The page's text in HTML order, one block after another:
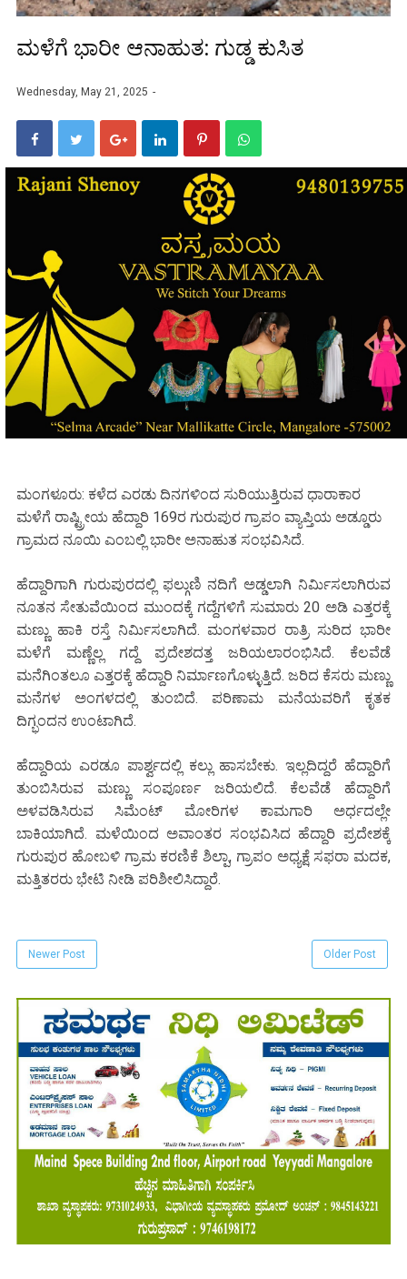
ಮಳೆಗೆ ಭಾರೀ ಆನಾಹುತ: ಗುಡ್ಡ ಕುಸಿತ
Wednesday, May 21, 2025
ಮಂಗಳೂರು: ಕಳೆದ ಎರಡು ದಿನಗಳಿಂದ ಸುರಿಯುತ್ತಿರುವ ಧಾರಾಕಾರ
ಮಳೆಗೆ ರಾಷ್ಟ್ರೀಯ ಹೆದ್ದಾರಿ 169ರ ಗುರುಪುರ ಗ್ರಾಪಂ ವ್ಯಾಪ್ತಿಯ ಅಡ್ಡೂರು
ಗ್ರಾಮದ ನೂಯಿ ಎಂಬಲ್ಲಿ ಭಾರೀ ಅನಾಹುತ ಸಂಭವಿಸಿದೆ.
ಹೆದ್ದಾರಿಗಾಗಿ ಗುರುಪುರದಲ್ಲಿ ಫಲ್ಗುಣಿ ನದಿಗೆ ಅಡ್ಡಲಾಗಿ ನಿರ್ಮಿಸಲಾಗಿರುವ
ನೂತನ ಸೇತುವೆಯಿಂದ ಮುಂದಕ್ಕೆ ಗದ್ದೆಗಳಿಗೆ ಸುಮಾರು 20 ಅಡಿ ಎತ್ತರಕ್ಕೆ
ಮಣ್ಣು ಹಾಕಿ ರಸ್ತೆ ನಿರ್ಮಿಸಲಾಗಿದೆ. ಮಂಗಳವಾರ ರಾತ್ರಿ ಸುರಿದ ಭಾರೀ
ಮಳೆಗೆ ಮಣ್ಣೆಲ್ಲ ಗದ್ದೆ ಪ್ರದೇಶದತ್ತ ಜರಿಯಲಾರಂಭಿಸಿದೆ. ಕೆಲವೆಡೆ
ಮನೆಗಿಂತಲೂ ಎತ್ತರಕ್ಕೆ ಹೆದ್ದಾರಿ ನಿರ್ಮಾಣಗೊಳ್ಳುತ್ತಿದೆ. ಜರಿದ ಕೆಸರು ಮಣ್ಣು
ಮನೆಗಳ ಅಂಗಳದಲ್ಲಿ ತುಂಬಿದೆ. ಪರಿಣಾಮ ಮನೆಯವರಿಗೆ ಕೃತಕ
ದಿಗ್ಭಂದನ ಉಂಟಾಗಿದೆ.
ಹೆದ್ದಾರಿಯ ಎರಡೂ ಪಾರ್ಶ್ವದಲ್ಲಿ ಕಲ್ಲು ಹಾಸಬೇಕು. ಇಲ್ಲದಿದ್ದರೆ ಹೆದ್ದಾರಿಗೆ
ತುಂಬಿಸಿರುವ ಮಣ್ಣು ಸಂಪೂರ್ಣ ಜರಿಯಲಿದೆ. ಕೆಲವೆಡೆ ಹೆದ್ದಾರಿಗೆ
ಅಳವಡಿಸಿರುವ ಸಿಮೆಂಟ್ ಮೋರಿಗಳ ಕಾಮಗಾರಿ ಅರ್ಧದಲ್ಲೇ
ಬಾಕಿಯಾಗಿದೆ. ಮಳೆಯಿಂದ ಅವಾಂತರ ಸಂಭವಿಸಿದ ಹೆದ್ದಾರಿ ಪ್ರದೇಶಕ್ಕೆ
ಗುರುಪುರ ಹೋಬಳಿ ಗ್ರಾಮ ಕರಣಿಕೆ ಶಿಲ್ಪಾ, ಗ್ರಾಪಂ ಅಧ್ಯಕ್ಷೆ ಸಫರಾ ಮದಕ,
ಮತ್ತಿತರರು ಭೇಟಿ ನೀಡಿ ಪರಿಶೀಲಿಸಿದ್ದಾರೆ.
Newer Post Older Post